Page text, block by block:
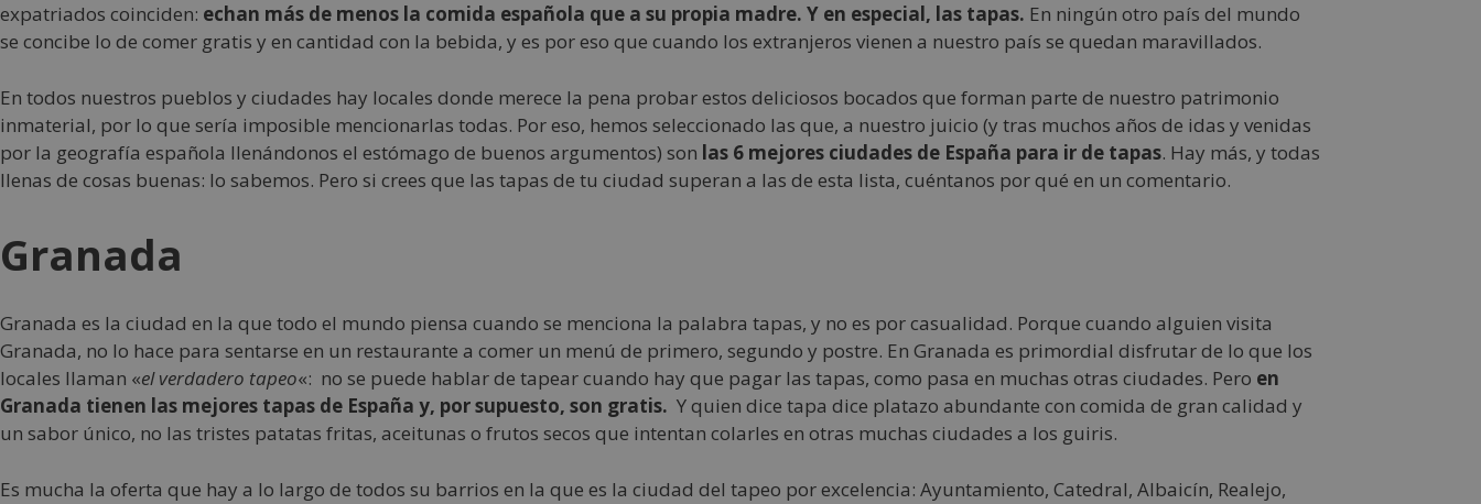
expatriados coinciden: echan más de menos la comida española que a su propia madre. Y en especial, las tapas. En ningún otro país del mundo
se concibe lo de comer gratis y en cantidad con la bebida, y es por eso que cuando los extranjeros vienen a nuestro país se quedan maravillados.
En todos nuestros pueblos y ciudades hay locales donde merece la pena probar estos deliciosos bocados que forman parte de nuestro patrimonio
inmaterial, por lo que sería imposible mencionarlas todas. Por eso, hemos seleccionado las que, a nuestro juicio (y tras muchos años de idas y venidas
por la geografía española llenándonos el estómago de buenos argumentos) son las 6 mejores ciudades de España para ir de tapas. Hay más, y todas
llenas de cosas buenas: lo sabemos. Pero si crees que las tapas de tu ciudad superan a las de esta lista, cuéntanos por qué en un comentario.
Granada
Granada es la ciudad en la que todo el mundo piensa cuando se menciona la palabra tapas, y no es por casualidad. Porque cuando alguien visita
Granada, no lo hace para sentarse en un restaurante a comer un menú de primero, segundo y postre. En Granada es primordial disfrutar de lo que los
locales llaman «el verdadero tapeo«: no se puede hablar de tapear cuando hay que pagar las tapas, como pasa en muchas otras ciudades. Pero en
Granada tienen las mejores tapas de España y, por supuesto, son gratis. Y quien dice tapa dice platazo abundante con comida de gran calidad y
un sabor único, no las tristes patatas fritas, aceitunas o frutos secos que intentan colarles en otras muchas ciudades a los guiris.
Es mucha la oferta que hay a lo largo de todos su barrios en la que es la ciudad del tapeo por excelencia: Ayuntamiento, Catedral, Albaicín, Realejo,